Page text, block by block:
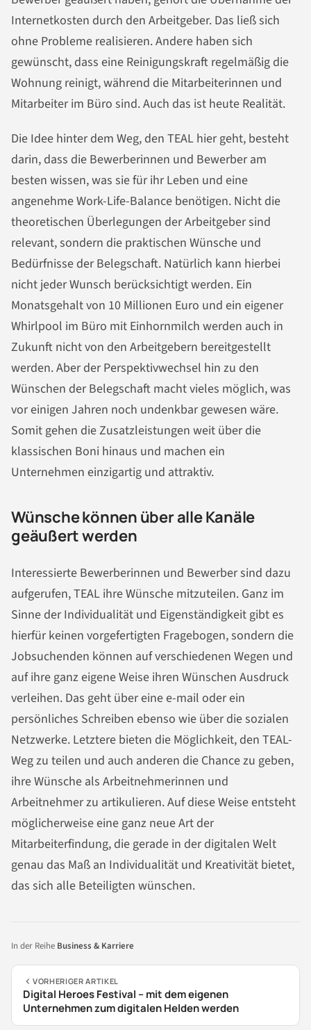
Internetkosten durch den Arbeitgeber. Das ließ sich
ohne Probleme realisieren. Andere haben sich
gewünscht, dass eine Reinigungskraft regelmäßig die
Wohnung reinigt, während die Mitarbeiterinnen und
Mitarbeiter im Büro sind. Auch das ist heute Realität.
Die Idee hinter dem Weg, den TEAL hier geht, besteht
darin, dass die Bewerberinnen und Bewerber am
besten wissen, was sie für ihr Leben und eine
angenehme Work-Life-Balance benötigen. Nicht die
theoretischen Überlegungen der Arbeitgeber sind
relevant, sondern die praktischen Wünsche und
Bedürfnisse der Belegschaft. Natürlich kann hierbei
nicht jeder Wunsch berücksichtigt werden. Ein
Monatsgehalt von 10 Millionen Euro und ein eigener
Whirlpool im Büro mit Einhornmilch werden auch in
Zukunft nicht von den Arbeitgebern bereitgestellt
werden. Aber der Perspektivwechsel hin zu den
Wünschen der Belegschaft macht vieles möglich, was
vor einigen Jahren noch undenkbar gewesen wäre.
Somit gehen die Zusatzleistungen weit über die
klassischen Boni hinaus und machen ein
Unternehmen einzigartig und attraktiv.
Wünsche können über alle Kanäle
geäußert werden
Interessierte Bewerberinnen und Bewerber sind dazu
aufgerufen, TEAL ihre Wünsche mitzuteilen. Ganz im
Sinne der Individualität und Eigenständigkeit gibt es
hierfür keinen vorgefertigten Fragebogen, sondern die
Jobsuchenden können auf verschiedenen Wegen und
auf ihre ganz eigene Weise ihren Wünschen Ausdruck
verleihen. Das geht über eine e-mail oder ein
persönliches Schreiben ebenso wie über die sozialen
Netzwerke. Letztere bieten die Möglichkeit, den TEAL-
Weg zu teilen und auch anderen die Chance zu geben,
ihre Wünsche als Arbeitnehmerinnen und
Arbeitnehmer zu artikulieren. Auf diese Weise entsteht
möglicherweise eine ganz neue Art der
Mitarbeiterfindung, die gerade in der digitalen Welt
genau das Maß an Individualität und Kreativität bietet,
das sich alle Beteiligten wünschen.
In der Reihe Business & Karriere
VORHERIGER ARTIKEL
Digital Heroes Festival – mit dem eigenen
Unternehmen zum digitalen Helden werden